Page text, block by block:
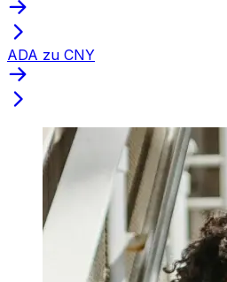
ADA zu CNY